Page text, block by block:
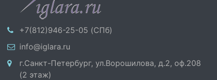
+7(812)946-25-05 (СПб)
info@iglara.ru
г.Санкт-Петербург, ул.Ворошилова, д.2, оф.208
(2 этаж)